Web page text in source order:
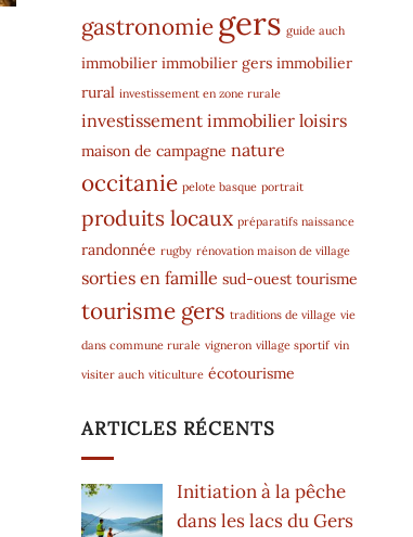
gastronomiegers guide auch
immobilier immobilier gers immobilier
rural investissement en zone rurale
investissement immobilier loisirs
maison de campagne nature
occitanie pelote basque portrait
produits locaux préparatifs naissance
randonnée rugby rénovation maison de village
sorties en famille sud-ouest tourisme
tourisme gers traditions de village vie
dans commune rurale vigneron village sportif vin
visiter auch viticulture écotourisme
ARTICLES RÉCENTS
Initiation à la pêche
dans les lacs du Gers